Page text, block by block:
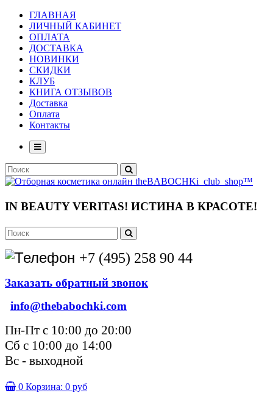
ГЛАВНАЯ
ЛИЧНЫЙ КАБИНЕТ
ОПЛАТА
ДОСТАВКА
НОВИНКИ
СКИДКИ
КЛУБ
КНИГА ОТЗЫВОВ
Доставка
Оплата
Контакты
IN BEAUTY VERITAS! ИСТИНА В КРАСОТЕ!
+7 (495) 258 90 44
Заказать обратный звонок
info@thebabochki.com
Пн-Пт с 10:00 до 20:00
Сб с 10:00 до 14:00
Вс - выходной
0 Корзина: 0 руб